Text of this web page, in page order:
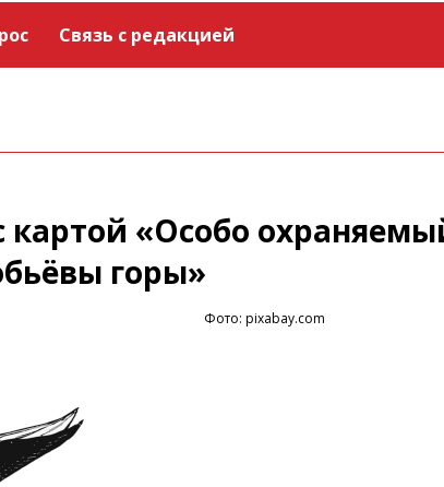
Связь с редакцией
картой «Особо
горы»
Фото: pixabay.com